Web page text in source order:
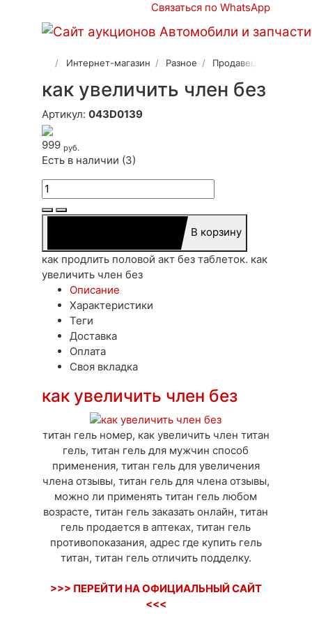
Связаться по WhatsApp
Интернет-магазин Разное Продавец 2
как увеличить член без
Артикул: 043D0139
999 руб.
Есть в наличии (3)
В корзину
как продлить половой акт без таблеток. как
увеличить член без
Описание
Характеристики
Теги
Доставка
Оплата
Своя вкладка
как увеличить член без
титан гель номер, как увеличить член титан
гель, титан гель для мужчин способ
применения, титан гель для увеличения
члена отзывы, титан гель для члена отзывы,
можно ли применять титан гель любом
возрасте, титан гель заказать онлайн, титан
гель продается в аптеках, титан гель
противопоказания, адрес где купить гель
титан, титан гель отличить подделку.
>>> ПЕРЕЙТИ НА ОФИЦИАЛЬНЫЙ САЙТ
<<<